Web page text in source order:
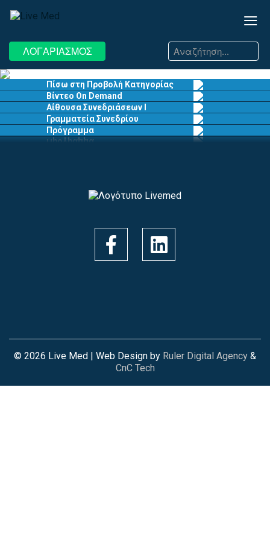
≡
ΛΟΓΑΡΙΑΣΜΟΣ Αναζήτηση...
Πίσω στη Προβολή Κατηγορίας
Βίντεο On Demand
Αίθουσα Συνεδριάσεων I
Γραμματεία Συνεδρίου
Πρόγραμμα
© 2026 Live Med | Web Design by Ruler Digital Agency &
CnC Tech